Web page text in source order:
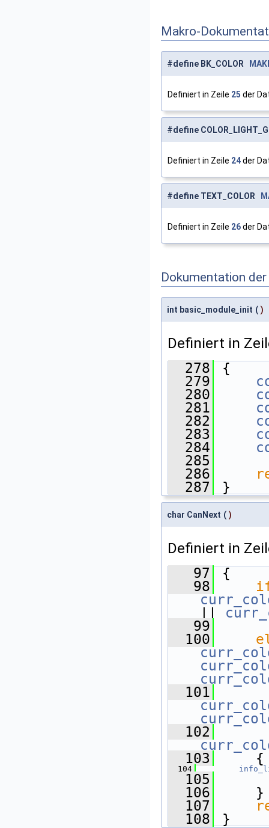
Makro-
#define BK_COLOR
Definiert in Zeile 25 der
#define
Definiert in Zeile 24der
#define TEXT_COLOR
Definiert in Zeile 26der
Dokumentation
int basic_module_init ( )
Definiert in
  278
{
  279
  280
  281
  282
  283
  284
  285
  286
  287
}
char CanNext ( )
Definiert in
   97
{
   98
   99
  100
  101
  102
  103
{
  104
  105
  106
}
  107
  108
}